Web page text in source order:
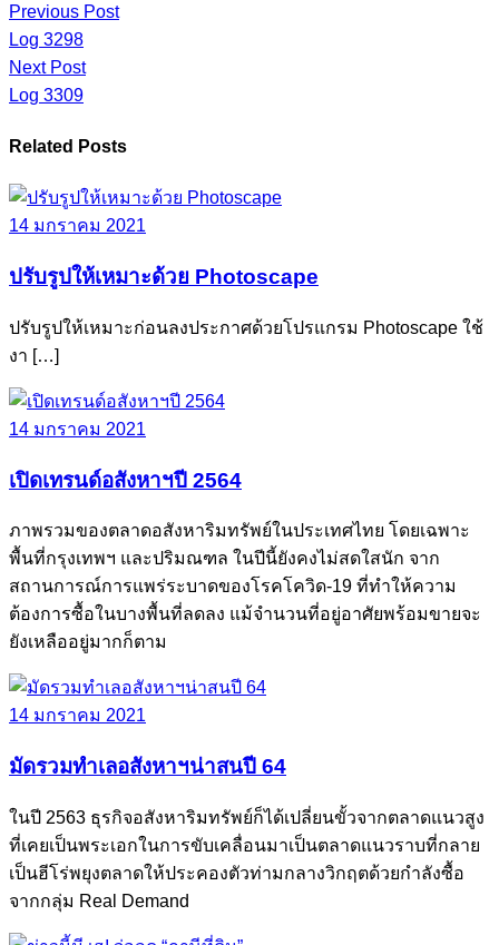
Previous Post
Log 3298
Next Post
Log 3309
Related Posts
14 มกราคม 2021
ปรับรูปให้เหมาะด้วย Photoscape
ปรับรูปให้เหมาะก่อนลงประกาศด้วยโปรแกรม Photoscape ใช้
งา […]
14 มกราคม 2021
เปิดเทรนด์อสังหาฯปี 2564
ภาพรวมของตลาดอสังหาริมทรัพย์ในประเทศไทย โดยเฉพาะ
พื้นที่กรุงเทพฯ และปริมณฑล ในปีนี้ยังคงไม่สดใสนัก จาก
สถานการณ์การแพร่ระบาดของโรคโควิด-19 ที่ทำให้ความ
ต้องการซื้อในบางพื้นที่ลดลง แม้จำนวนที่อยู่อาศัยพร้อมขายจะ
ยังเหลืออยู่มากก็ตาม
14 มกราคม 2021
มัดรวมทำเลอสังหาฯน่าสนปี 64
ในปี 2563 ธุรกิจอสังหาริมทรัพย์ก็ได้เปลี่ยนขั้วจากตลาดแนวสูง
ที่เคยเป็นพระเอกในการขับเคลื่อนมาเป็นตลาดแนวราบที่กลาย
เป็นฮีโร่พยุงตลาดให้ประคองตัวท่ามกลางวิกฤตด้วยกำลังซื้อ
จากกลุ่ม Real Demand